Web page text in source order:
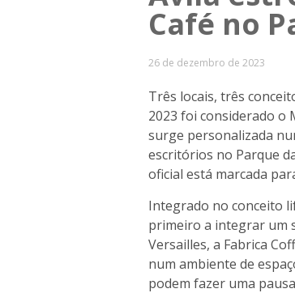
Café no
26 de dezembro de 2023
Três locais, três
2023 foi considerado o
surge personalizada
escritórios no Parque
oficial está marcada
Integrado no conceito
primeiro a integrar um
Versailles, a Fabrica
num ambiente de
podem fazer uma